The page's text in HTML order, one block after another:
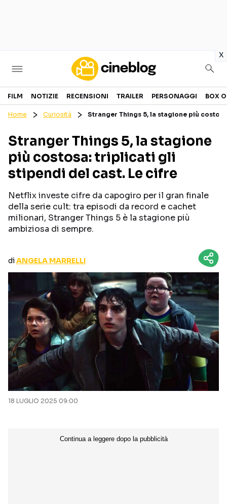
x
Cinema
GENERI
PERSONAGGI
CANALI STREAMING
Categorie
NOTIZIE
CURIOSITÀ
TRAILER
Seguici sui social
FILM NOTIZIE RECENSIONI TRAILER PERSONAGGI BOX
Home Curiosità Stranger Things 5, la stagione più
Stranger Things 5, la stagione
più costosa: triplicati gli
stipendi del cast. Le cifre
Netflix investe cifre da capogiro per il gran finale
della serie cult: tra episodi da record e cachet
milionari, Stranger Things 5 è la stagione più
ambiziosa di sempre.
diANGELA MARRELLI
18 LUGLIO 2025 09:00